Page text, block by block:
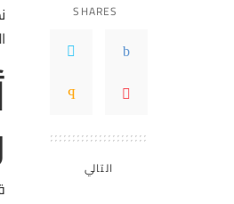
SHARES
التالي